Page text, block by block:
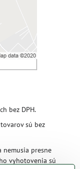
bez DPH.
sú bez
nemusia presne
vyhotovenia sú